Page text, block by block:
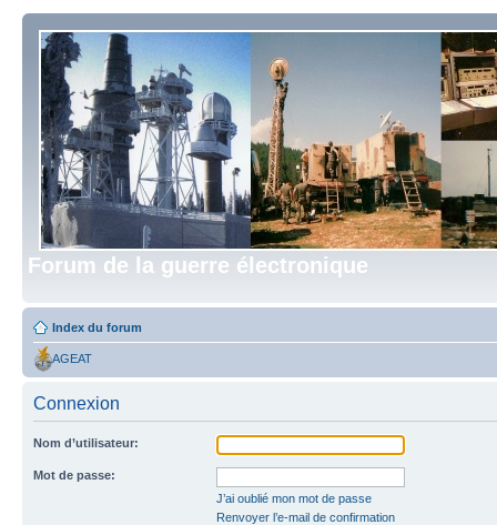
Forum de la guerre électronique
Index du forum
AGEAT
Connexion
Nom d’utilisateur:
Mot de passe:
J’ai oublié mon mot de passe
Renvoyer l’e-mail de confirmation